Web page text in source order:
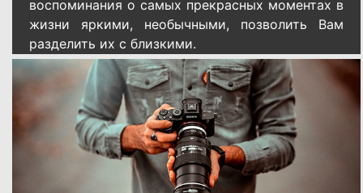
воспоминания о самых прекрасных моментах в
жизни яркими, необычными, позволить Вам
разделить их с близкими.